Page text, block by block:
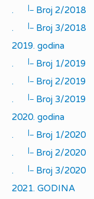
.
|_
Broj 2/2018
.
|_
Broj 3/2018
2019. godina
.
|_
Broj 1/2019
.
|_
Broj 2/2019
.
|_
Broj 3/2019
2020. godina
.
|_
Broj 1/2020
.
|_
Broj 2/2020
.
|_
Broj 3/2020
2021. GODINA